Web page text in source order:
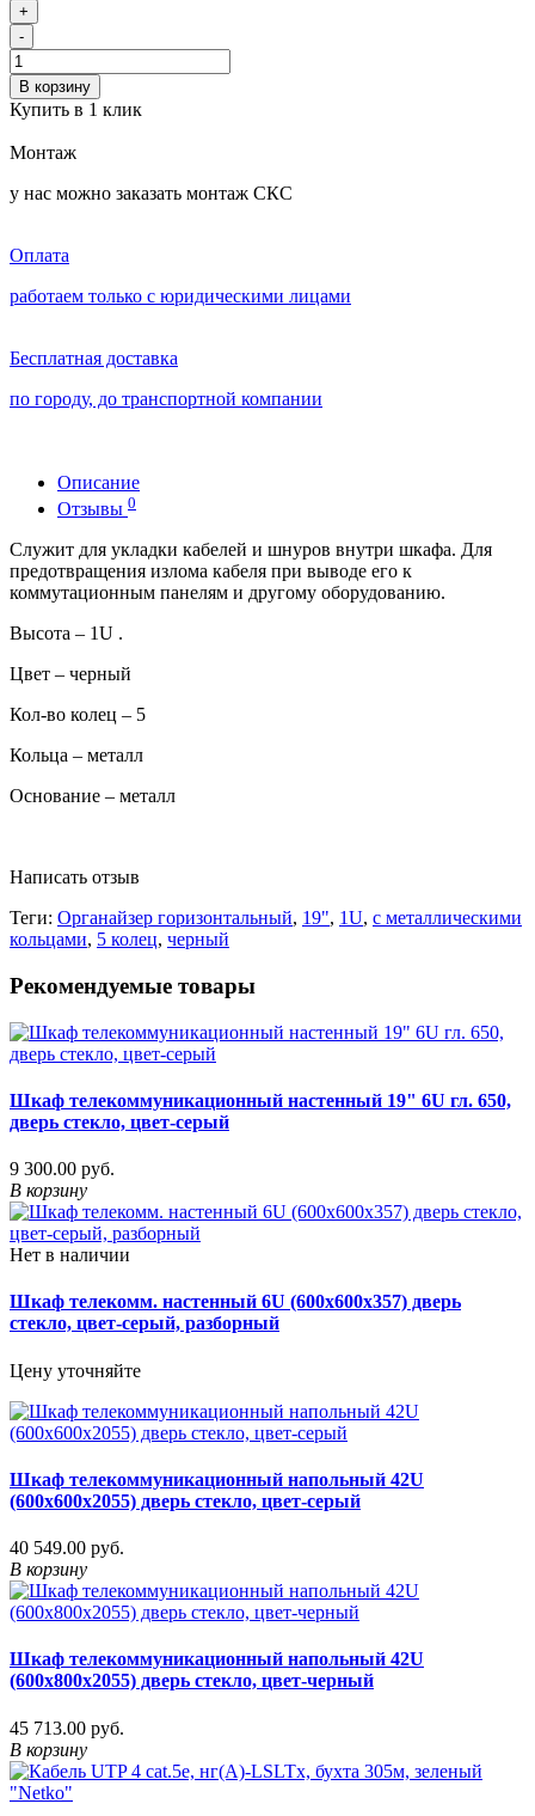
+
-
В корзину
Купить в 1 клик
Монтаж
у нас можно заказать монтаж СКС
Оплата
работаем только с юридическими лицами
Бесплатная доставка
по городу, до транспортной компании
Описание
Отзывы 0
Служит для укладки кабелей и шнуров внутри шкафа. Для
предотвращения излома кабеля при выводе его к
коммутационным панелям и другому оборудованию.
Высота – 1U .
Цвет – черный
Кол-во колец – 5
Кольца – металл
Основание – металл
Написать отзыв
Теги: Органайзер горизонтальный, 19", 1U, с металлическими
кольцами, 5 колец, черный
Рекомендуемые товары
Шкаф телекоммуникационный настенный 19" 6U гл. 650,
дверь стекло, цвет-серый
9 300.00 руб.
В корзину
Нет в наличии
Шкаф телекомм. настенный 6U (600x600х357) дверь
стекло, цвет-серый, разборный
Цену уточняйте
Шкаф телекоммуникационный напольный 42U
(600х600х2055) дверь стекло, цвет-серый
40 549.00 руб.
В корзину
Шкаф телекоммуникационный напольный 42U
(600х800х2055) дверь стекло, цвет-черный
45 713.00 руб.
В корзину